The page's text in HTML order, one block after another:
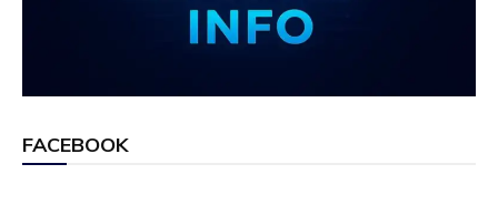
FACEBOOK